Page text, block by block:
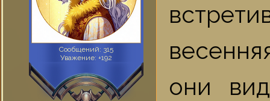
Сообщений: 315
Уважение: +192
они